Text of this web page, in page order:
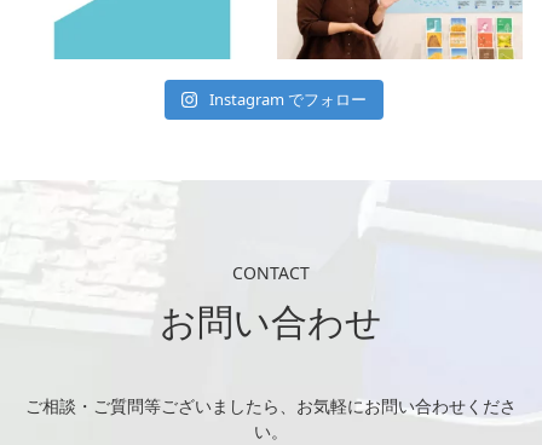
Instagram でフォロー
CONTACT
お問い合わせ
ご相談・ご質問等ございましたら、お気軽にお問い合わせくださ
い。